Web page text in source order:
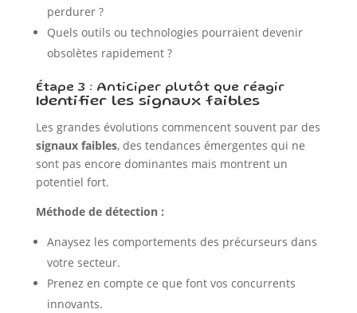
perdurer ?
Quels outils ou technologies pourraient devenir
obsolètes rapidement ?
Étape 3 : Anticiper plutôt que réagir
Identifier les signaux faibles
Les grandes évolutions commencent souvent par des
signaux faibles, des tendances émergentes qui ne
sont pas encore dominantes mais montrent un
potentiel fort.
Méthode de détection :
Anaysez les comportements des précurseurs dans
votre secteur.
Prenez en compte ce que font vos concurrents
innovants.